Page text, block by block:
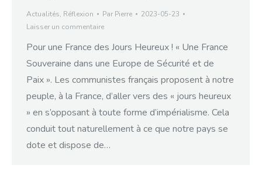
Actualités, Réflexion Par Pierre
2023-05-23
Laisser un commentaire
Pour une France des Jours Heureux ! « Une France
Souveraine dans une Europe de Sécurité et de
Paix ». Les communistes français proposent à notre
peuple, à la France, d’aller vers des « jours heureux
» en s’opposant à toute forme d’impérialisme. Cela
conduit tout naturellement à ce que notre pays se
dote et dispose de…